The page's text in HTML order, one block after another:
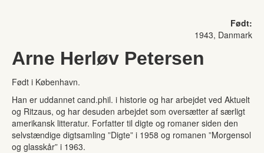
Født:
1943, Danmark
Arne Herløv Petersen
Født i København.
Han er uddannet cand.phil. i historie og har arbejdet ved Aktuelt
og Ritzaus, og har desuden arbejdet som oversætter af særligt
amerikansk litteratur. Forfatter til digte og romaner siden den
selvstændige digtsamling ”Digte” i 1958 og romanen ”Morgensol
og glasskår” i 1963.